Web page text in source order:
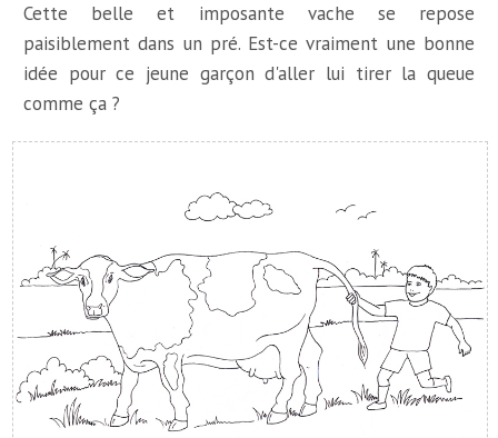
Cette belle et imposante vache se repose
paisiblement dans un pré. Est-ce vraiment une bonne
idée pour ce jeune garçon d'aller lui tirer la queue
comme ça ?